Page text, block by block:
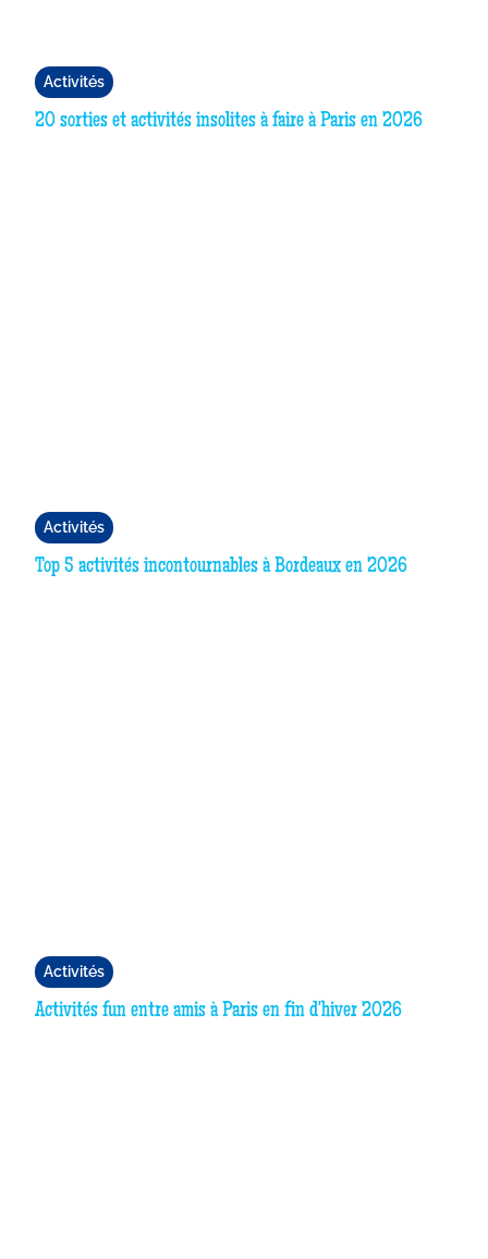
Activités
20 sorties et activités insolites à faire à Paris en 2026
Activités
Top 5 activités incontournables à Bordeaux en 2026
Activités
Activités fun entre amis à Paris en fin d'hiver 2026